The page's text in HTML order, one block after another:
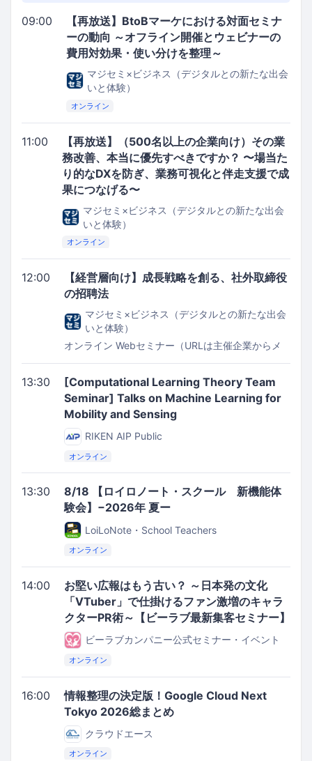
09:00
【再放送】BtoBマーケにおける対面セミナ
ーの動向 ～オフライン開催とウェビナーの
費用対効果・使い分けを整理～
マジセミ×ビジネス（デジタルとの新たな出会
いと体験）
オンライン
11:00
【再放送】（500名以上の企業向け）その業
務改善、本当に優先すべきですか？ 〜場当た
り的なDXを防ぎ、業務可視化と伴走支援で成
果につなげる〜
マジセミ×ビジネス（デジタルとの新たな出会
いと体験）
オンライン
12:00
【経営層向け】成長戦略を創る、社外取締役
の招聘法
マジセミ×ビジネス（デジタルとの新たな出会
いと体験）
オンライン Webセミナー（URLは主催企業からメ
13:30
[Computational Learning Theory Team
Seminar] Talks on Machine Learning for
Mobility and Sensing
RIKEN AIP Public
オンライン
13:30
8/18 【ロイロノート・スクール 新機能体
験会】−2026年 夏ー
LoiLoNote・School Teachers
オンライン
14:00
お堅い広報はもう古い？ ～日本発の文化
「VTuber」で仕掛けるファン激増のキャラ
クターPR術～【ビーラブ最新集客セミナー】
ビーラブカンパニー公式セミナー・イベント
オンライン
16:00
情報整理の決定版！Google Cloud Next
Tokyo 2026総まとめ
クラウドエース
オンライン